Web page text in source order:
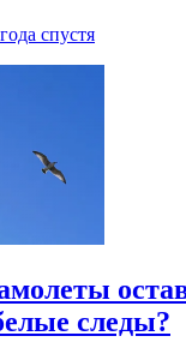
спустя
следы?